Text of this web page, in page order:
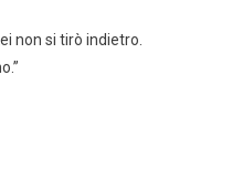
non si tirò indietro.